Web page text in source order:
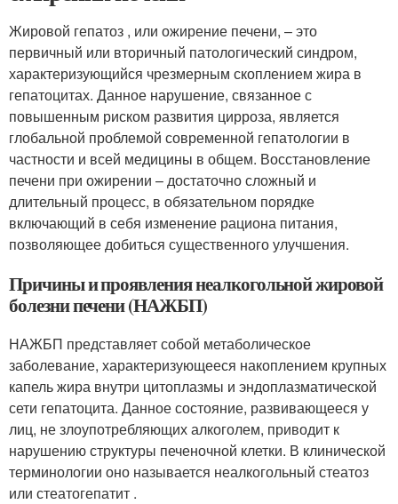
Жировой гепатоз , или ожирение печени, – это
первичный или вторичный патологический синдром,
характеризующийся чрезмерным скоплением жира в
гепатоцитах. Данное нарушение, связанное с
повышенным риском развития цирроза, является
глобальной проблемой современной гепатологии в
частности и всей медицины в общем. Восстановление
печени при ожирении – достаточно сложный и
длительный процесс, в обязательном порядке
включающий в себя изменение рациона питания,
позволяющее добиться существенного улучшения.
Причины и проявления неалкогольной жировой
болезни печени (НАЖБП)
НАЖБП представляет собой метаболическое
заболевание, характеризующееся накоплением крупных
капель жира внутри цитоплазмы и эндоплазматической
сети гепатоцита. Данное состояние, развивающееся у
лиц, не злоупотребляющих алкоголем, приводит к
нарушению структуры печеночной клетки. В клинической
терминологии оно называется неалкогольный стеатоз
или стеатогепатит .